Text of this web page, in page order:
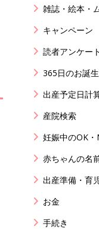
雑誌・絵本・
キャンペーン
読者アンケー
365日のお誕
出産予定日計
産院検索
妊娠中のOK・
赤ちゃんの名
出産準備・育
お金
手続き